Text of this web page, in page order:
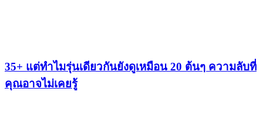
35+ แต่ทำไมรุ่นเดียวกันยังดูเหมือน 20 ต้นๆ ความลับที่
คุณอาจไม่เคยรู้